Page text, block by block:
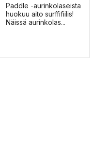
Tällä
tuotteella
on
Paddle -aurinkolaseista
huokuu aito surffifiilis!
Näissä aurinkolas...